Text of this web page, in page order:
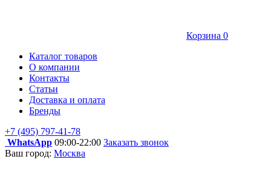
Корзина 0
Каталог товаров
О компании
Контакты
Статьи
Доставка и оплата
Бренды
+7 (495) 797-41-78
WhatsApp 09:00-22:00 Заказать звонок
Ваш город: Москва